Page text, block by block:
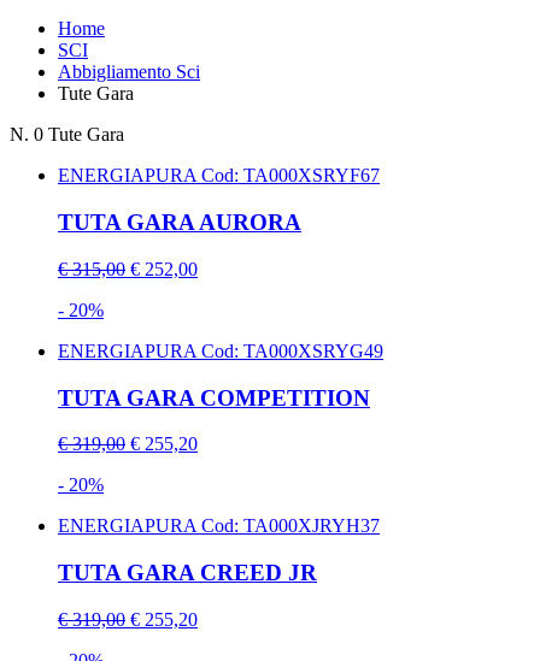
Home
SCI
Abbigliamento Sci
Tute Gara
N. 0 Tute Gara
ENERGIAPURACod: TA000XSRYF67
TUTA GARA AURORA
€ 315,00 € 252,00
- 20%
ENERGIAPURA Cod: TA000XSRYG49
TUTA GARA COMPETITION
€ 319,00 € 255,20
- 20%
ENERGIAPURA Cod: TA000XJRYH37
TUTA GARA CREED JR
€ 319,00 € 255,20